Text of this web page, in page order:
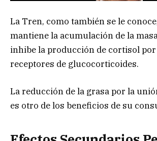
La Tren, como también se le
mantiene la acumulación de la
inhibe la producción de cortisol
receptores de glucocorticoides.
La reducción de la grasa por la
es otro de los beneficios de su